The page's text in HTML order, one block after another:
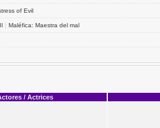
of Evil
| Maléfica: Maestra del mal
/ Actrices